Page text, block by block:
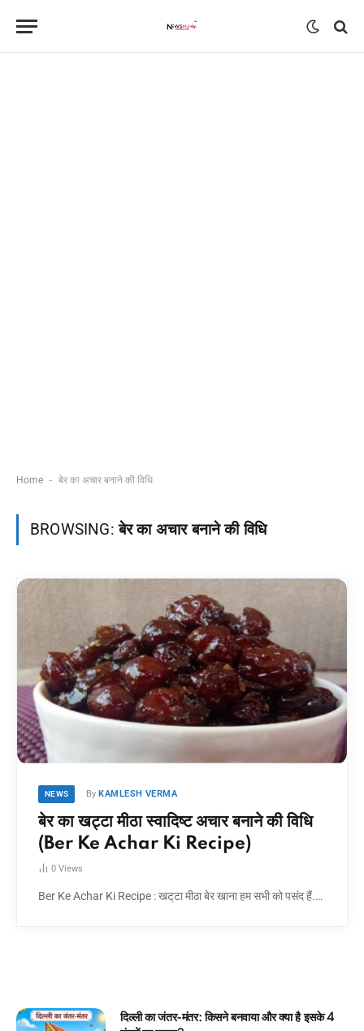
Home - बेर का अचार बनाने की विधि
BROWSING:बेर का अचार बनाने की विधि
NEWS By KAMLESH VERMA
बेर का खट्टा मीठा स्वादिष्ट अचार बनाने की विधि
(Ber Ke Achar Ki Recipe)
0 Views
Ber Ke Achar Ki Recipe : खट्‌टा मीठा बेर खाना हम सभी को पसंद हैं.…
क्या है इसके 4
घमंडी मोर और समझदार चिड़िया: बच्चों के